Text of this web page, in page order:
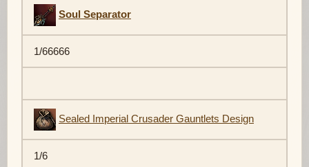
Soul Separator
1/66666
Sealed Imperial Crusader Gauntlets Design
1/6